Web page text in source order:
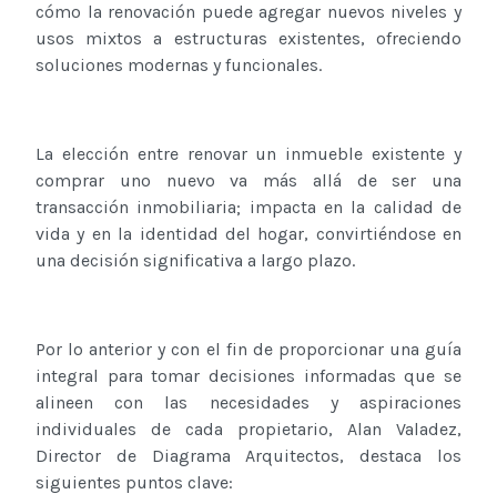
cómo la renovación puede agregar nuevos niveles y
usos mixtos a estructuras existentes, ofreciendo
soluciones modernas y funcionales.
La elección entre renovar un inmueble existente y
comprar uno nuevo va más allá de ser una
transacción inmobiliaria; impacta en la calidad de
vida y en la identidad del hogar, convirtiéndose en
una decisión significativa a largo plazo.
Por lo anterior y con el fin de proporcionar una guía
integral para tomar decisiones informadas que se
alineen con las necesidades y aspiraciones
individuales de cada propietario, Alan Valadez,
Director de Diagrama Arquitectos, destaca los
siguientes puntos clave: